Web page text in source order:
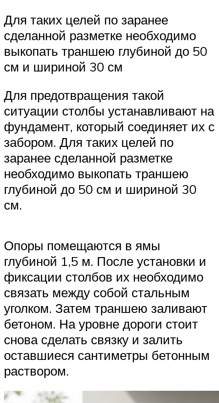
Для таких целей по заранее
сделанной разметке необходимо
выкопать траншею глубиной до 50
см и шириной 30 см
Для предотвращения такой
ситуации столбы устанавливают на
фундамент, который соединяет их с
забором. Для таких целей по
заранее сделанной разметке
необходимо выкопать траншею
глубиной до 50 см и шириной 30
см.
Опоры помещаются в ямы
глубиной 1,5 м. После установки и
фиксации столбов их необходимо
связать между собой стальным
уголком. Затем траншею заливают
бетоном. На уровне дороги стоит
снова сделать связку и залить
оставшиеся сантиметры бетонным
раствором.